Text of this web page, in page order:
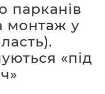
парканів
монтаж у
«під